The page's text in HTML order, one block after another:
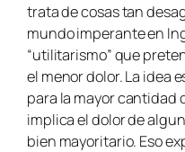
trata de cosas tan
mundo imperante en
“utilitarismo” que
el menor dolor. La idea
para la mayor cantidad
implica el dolor de
bien mayoritario. Eso